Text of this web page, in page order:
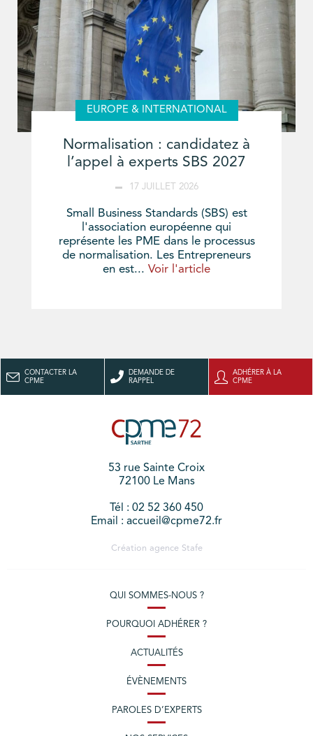
EUROPE & INTERNATIONAL
Normalisation : candidatez à
l’appel à experts SBS 2027
17 JUILLET 2026
Small Business Standards (SBS) est
l'association européenne qui
représente les PME dans le processus
de normalisation. Les Entrepreneurs
en est... Voir l'article
CONTACTER LA
CPME
DEMANDE DE
RAPPEL
ADHÉRER À LA
CPME
53 rue Sainte Croix
72100 Le Mans
Tél : 02 52 360 450
Email : accueil@cpme72.fr
Création agence Stafe
QUI SOMMES-NOUS ?
POURQUOI ADHÉRER ?
ACTUALITÉS
ÉVÈNEMENTS
PAROLES D’EXPERTS